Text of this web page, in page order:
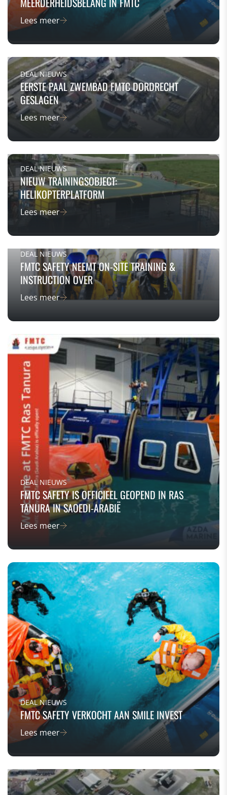
Lees meer
DEAL NIEUWS
EERSTE PAAL ZWEMBAD FMTC DORDRECHT
GESLAGEN
Lees meer
DEAL NIEUWS
NIEUW TRAININGSOBJECT:
HELIKOPTERPLATFORM
Lees meer
DEAL NIEUWS
FMTC SAFETY NEEMT ON-SITE TRAINING &
INSTRUCTION OVER
Lees meer
DEAL NIEUWS
FMTC SAFETY IS OFFICIEEL GEOPEND IN RAS
TANURA IN SAOEDI-ARABIË
Lees meer
DEAL NIEUWS
FMTC SAFETY VERKOCHT AAN SMILE INVEST
Lees meer